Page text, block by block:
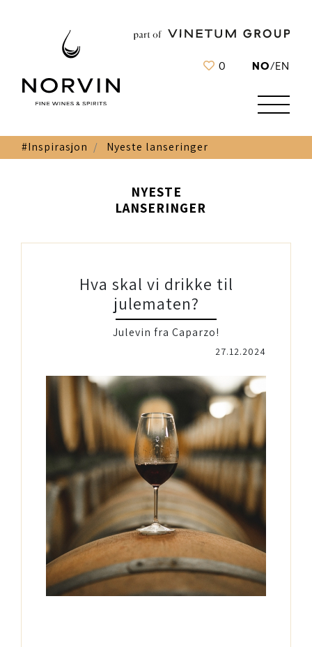
0 NO/EN
#Inspirasjon Nyeste lanseringer
NYESTE
LANSERINGER
Hva skal vi drikke til
julematen?
Julevin fra Caparzo!
27.12.2024